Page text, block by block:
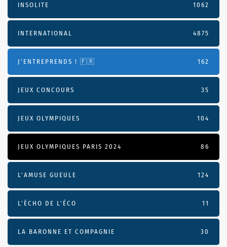
INSOLITE 1062
INTERNATIONAL 4875
J'ENTREPRENDS ! 🇫🇷 162
JEUX CONCOURS 35
JEUX OLYMPIQUES 104
JEUX OLYMPIQUES PARIS 2024 86
L'AMUSE GUEULE 124
L’ÉCHO DE L’ÉCO 11
LA BARONNE ET COMPAGNIE 30